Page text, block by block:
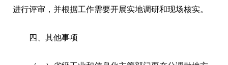
进行评审，并根据工作需要开展实地调研和现场核实。
四、其他事项